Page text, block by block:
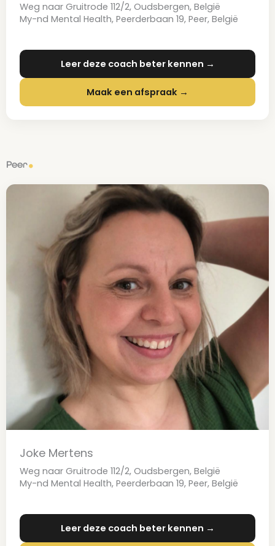
Weg naar Gruitrode 112/2, Oudsbergen, België
My-nd Mental Health, Peerderbaan 19, Peer, België
Leer deze coach beter kennen →
Maak een afspraak →
Peer
Joke Mertens
Weg naar Gruitrode 112/2, Oudsbergen, België
My-nd Mental Health, Peerderbaan 19, Peer, België
Leer deze coach beter kennen →